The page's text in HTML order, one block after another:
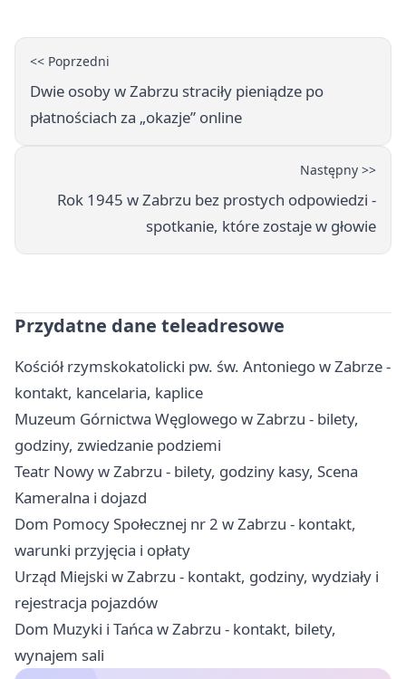
<< Poprzedni
Dwie osoby w Zabrzu straciły pieniądze po
płatnościach za „okazje” online
Następny >>
Rok 1945 w Zabrzu bez prostych odpowiedzi -
spotkanie, które zostaje w głowie
Przydatne dane teleadresowe
Kościół rzymskokatolicki pw. św. Antoniego w Zabrze -
kontakt, kancelaria, kaplice
Muzeum Górnictwa Węglowego w Zabrzu - bilety,
godziny, zwiedzanie podziemi
Teatr Nowy w Zabrzu - bilety, godziny kasy, Scena
Kameralna i dojazd
Dom Pomocy Społecznej nr 2 w Zabrzu - kontakt,
warunki przyjęcia i opłaty
Urząd Miejski w Zabrzu - kontakt, godziny, wydziały i
rejestracja pojazdów
Dom Muzyki i Tańca w Zabrzu - kontakt, bilety,
wynajem sali